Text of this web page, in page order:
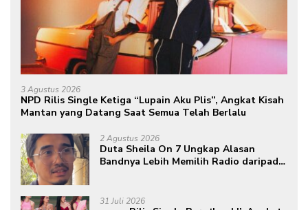
3 Agustus 2026
NPD Rilis Single Ketiga “Lupain Aku Plis”, Angkat Kisah
Mantan yang Datang Saat Semua Telah Berlalu
2 Agustus 2026
Duta Sheila On 7 Ungkap Alasan
Bandnya Lebih Memilih Radio daripada
31 Juli 2026